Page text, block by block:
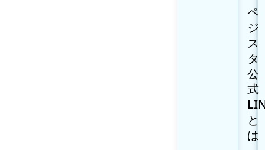
ペ
ジ
ス
タ
公
式
と
は